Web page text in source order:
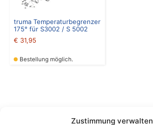
Zustimmung verwalten
truma Temperaturbegrenzer
175° für S3002 / S 5002
€ 31,95
Bestellung möglich.